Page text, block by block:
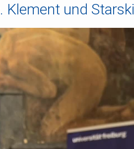
und Starski